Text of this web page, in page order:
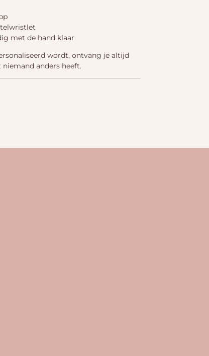
met de hand klaar
wordt, ontvang je altijd
anders heeft.